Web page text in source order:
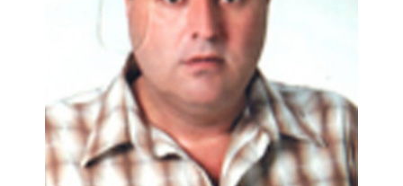
Firma Adı: Dörteller San Ve Tic Ltd Şti
T: +90 212 728 26 50
Fax : 90 212 728 26 51
Mail: dortellersilivri@superposta.com
Adres: Helvacı Sok No:17 Silivri